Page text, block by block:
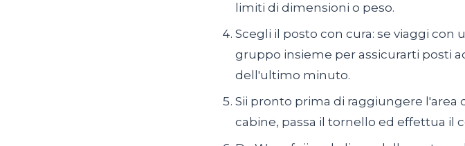
limiti di dimensioni o peso.
Scegli il posto con cura: se viaggi con
gruppo insieme per assicurarti posti
dell'ultimo minuto.
Sii pronto prima di raggiungere l'area
cabine, passa il tornello ed effettua il